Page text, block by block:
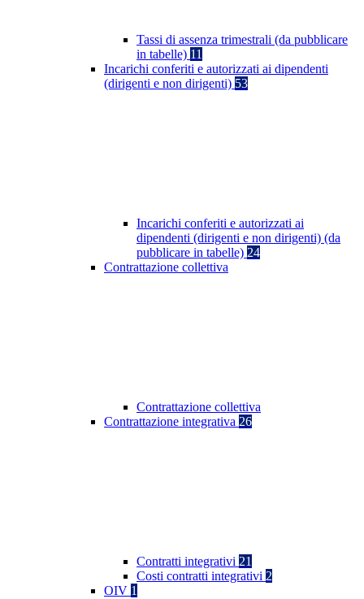
Tassi di assenza trimestrali (da pubblicare
in tabelle) 11
Incarichi conferiti e autorizzati ai dipendenti
(dirigenti e non dirigenti) 53
Incarichi conferiti e autorizzati ai
dipendenti (dirigenti e non dirigenti) (da
pubblicare in tabelle) 24
Contrattazione collettiva
Contrattazione collettiva
Contrattazione integrativa 26
Contratti integrativi 21
Costi contratti integrativi 2
OIV 1